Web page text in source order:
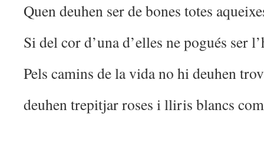
Quen deuhen ser de bones totes
Si del cor d’una d’elles ne pogués ser
Pels camins de la vida no hi deuhen
deuhen trepitjar roses i lliris blancs